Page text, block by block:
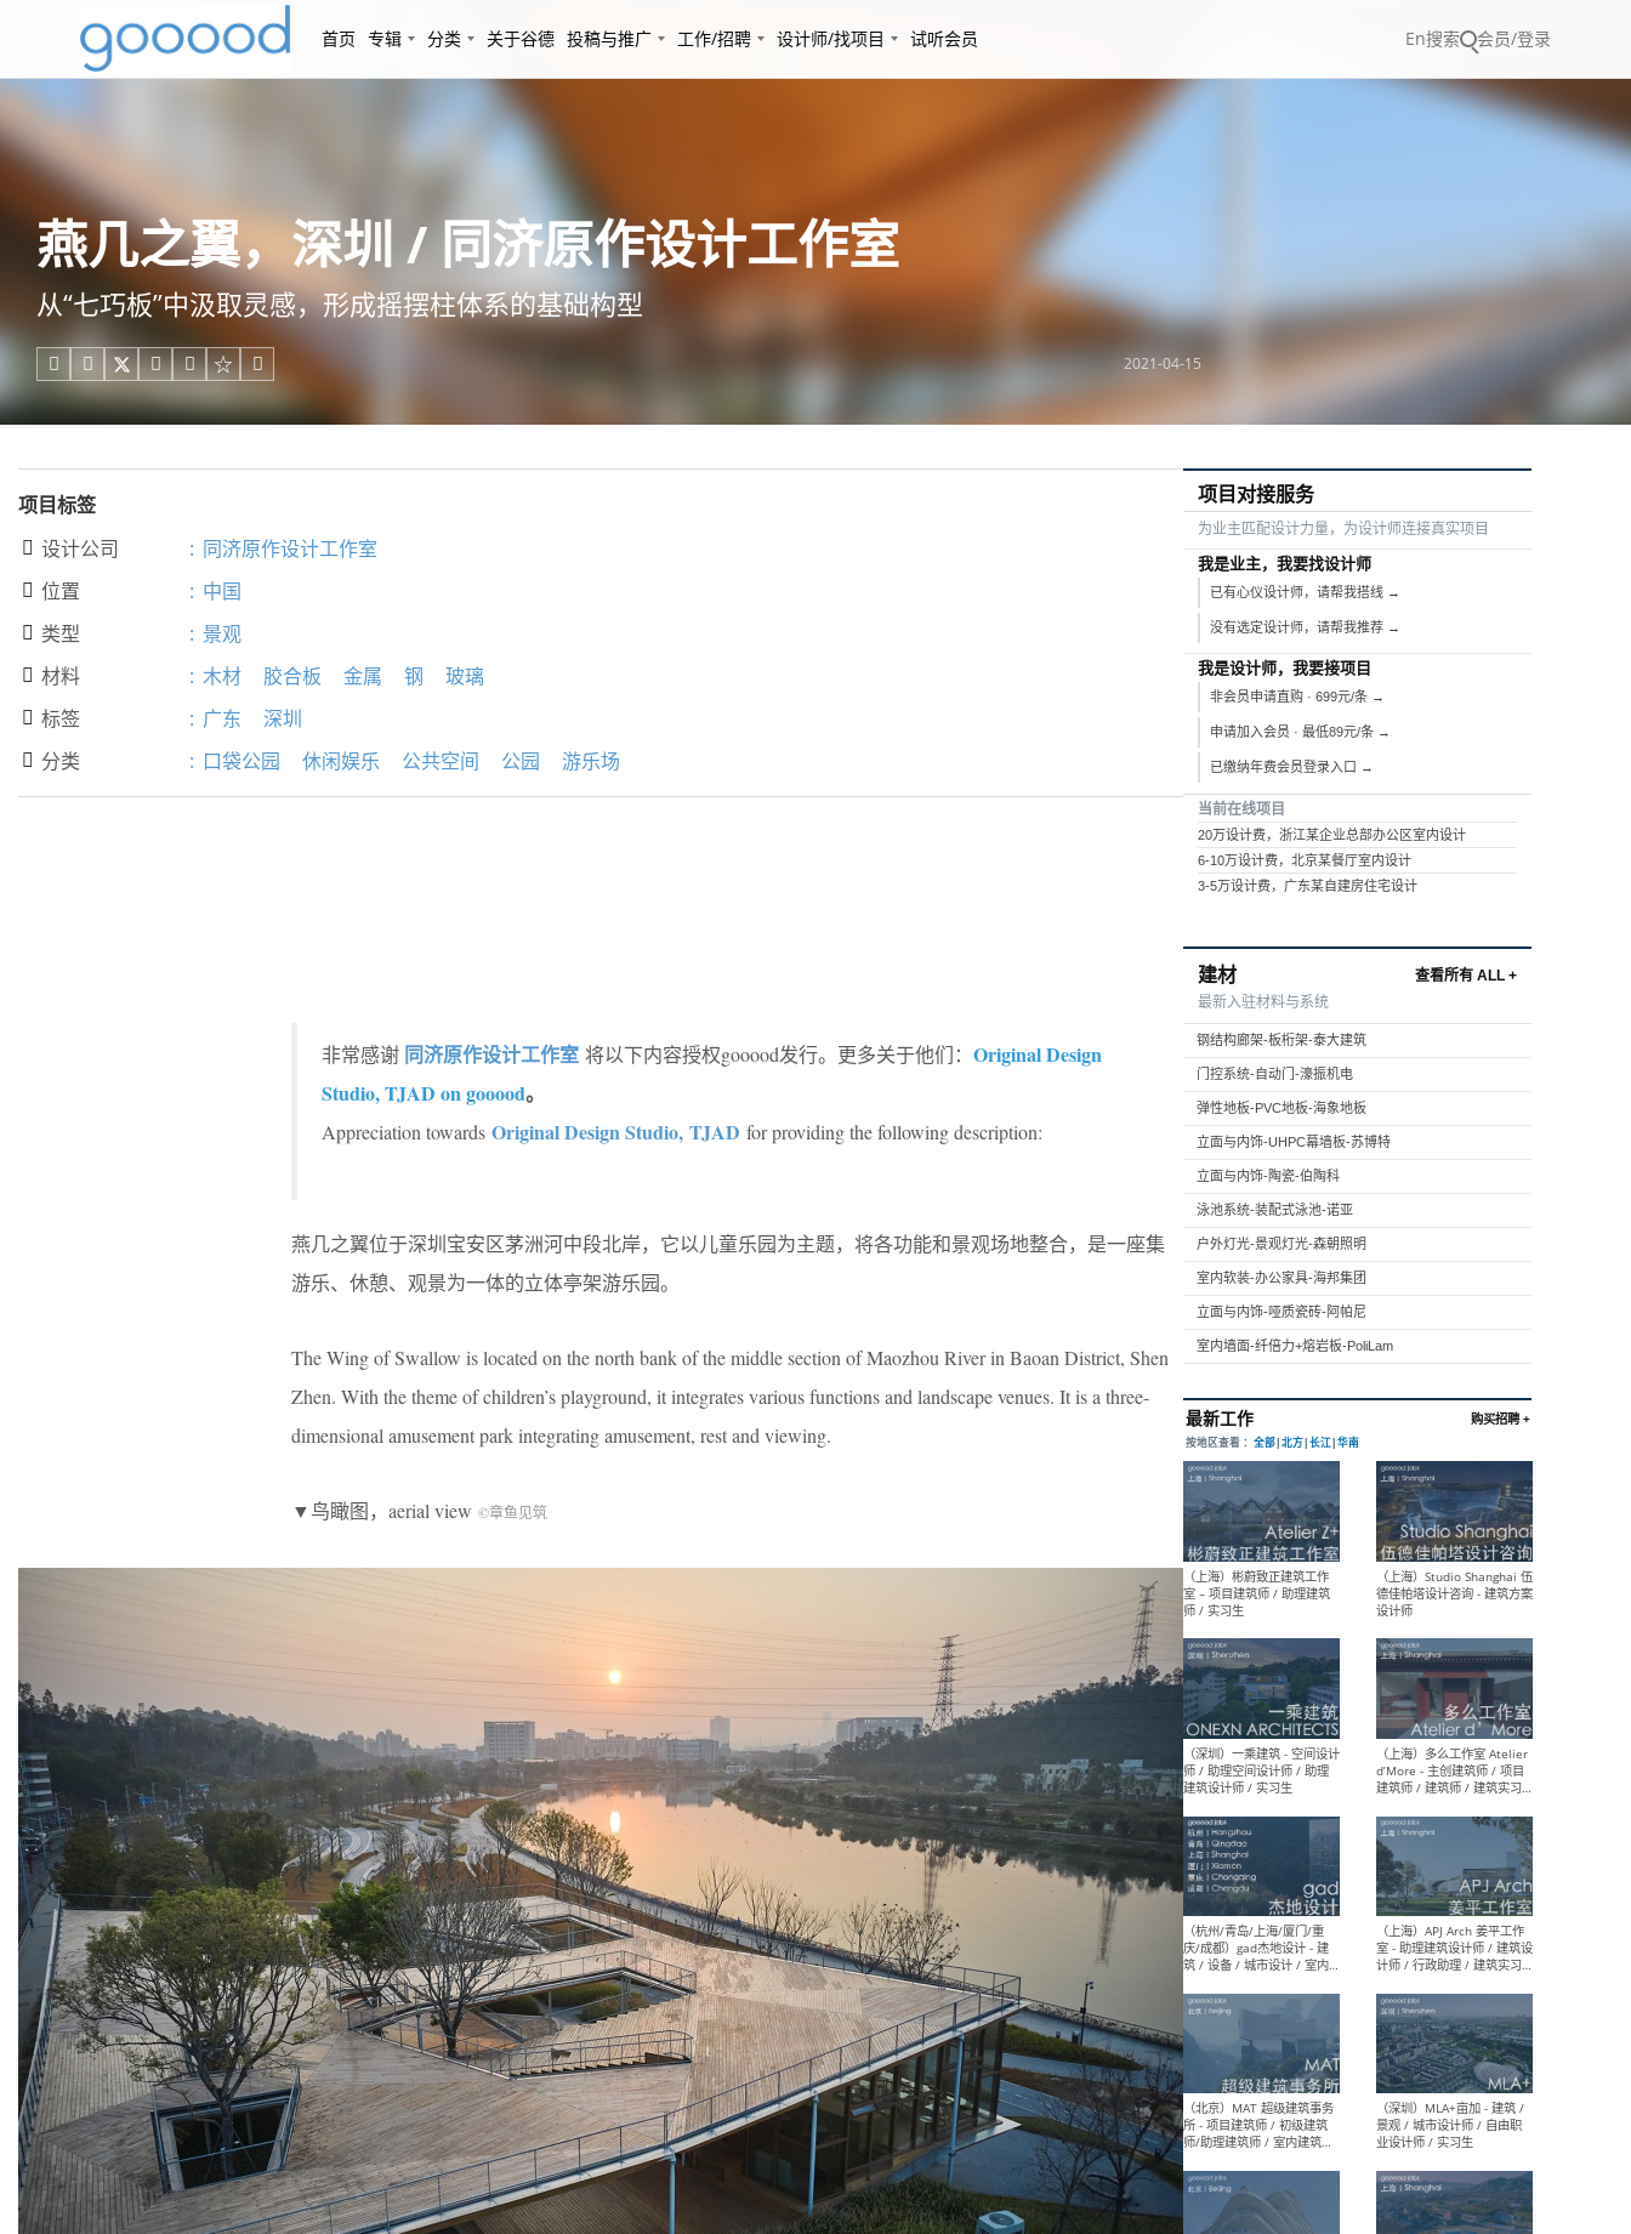
首页 专辑 分类 关于谷德 投稿与推广 工作/招聘 设计师/找项目 试听会员 En搜索 会员/登录
燕几之翼，深圳 / 同济原作设计工作室
从“七巧板”中汲取灵感，形成摇摆柱体系的基础构型
     2021-04-15
项目标签
 设计公司 : 同济原作设计工作室
 位置 : 中国
 类型 : 景观
 材料 : 木材 胶合板 金属 钢 玻璃
 标签 : 广东 深圳
 分类 : 口袋公园 休闲娱乐 公共空间 公园 游乐场
非常感谢 同济原作设计工作室 将以下内容授权gooood发行。更多关于他们： Original Design
Studio, TJAD on gooood。
Appreciation towards Original Design Studio, TJAD for providing the following description:
燕几之翼位于深圳宝安区茅洲河中段北岸，它以儿童乐园为主题，将各功能和景观场地整合，是一座集
游乐、休憩、观景为一体的立体亭架游乐园。
The Wing of Swallow is located on the north bank of the middle section of Maozhou River in Baoan District, Shen
Zhen. With the theme of children’s playground, it integrates various functions and landscape venues. It is a three-
dimensional amusement park integrating amusement, rest and viewing.
▼鸟瞰图，aerial view ©章鱼见筑
项目对接服务
为业主匹配设计力量，为设计师连接真实项目
我是业主，我要找设计师
已有心仪设计师，请帮我搭线 →
没有选定设计师，请帮我推荐 →
我是设计师，我要接项目
非会员申请直购 · 699元/条 →
申请加入会员 · 最低89元/条 →
已缴纳年费会员登录入口 →
当前在线项目
20万设计费，浙江某企业总部办公区室内设计
6-10万设计费，北京某餐厅室内设计
3-5万设计费，广东某自建房住宅设计
建材
查看所有 ALL +
最新入驻材料与系统
钢结构廊架-板桁架-泰大建筑
门控系统-自动门-濠振机电
弹性地板-PVC地板-海象地板
立面与内饰-UHPC幕墙板-苏博特
立面与内饰-陶瓷-伯陶科
泳池系统-装配式泳池-诺亚
户外灯光-景观灯光-森朝照明
室内软装-办公家具-海邦集团
立面与内饰-哑质瓷砖-阿帕尼
室内墙面-纤倍力+熔岩板-PoliLam
最新工作
按地区查看 ：全部|北方|长江
（上海）彬蔚致正建筑工作
室 – 项目建筑师 / 助理建筑
师 / 实习生
（深圳）一乘建筑 - 空间设计
师 / 助理空间设计师 / 助理
建筑设计师 / 实习生